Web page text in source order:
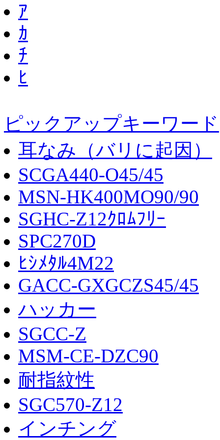
ｱ
ｶ
ﾁ
ﾋ
ピックアップキーワード
耳なみ（バリに起因）
SCGA440-O45/45
MSN-HK400MO90/90
SGHC-Z12ｸﾛﾑﾌﾘｰ
SPC270D
ﾋｼﾒﾀﾙ4M22
GACC-GXGCZS45/45
ハッカー
SGCC-Z
MSM-CE-DZC90
耐指紋性
SGC570-Z12
インチング